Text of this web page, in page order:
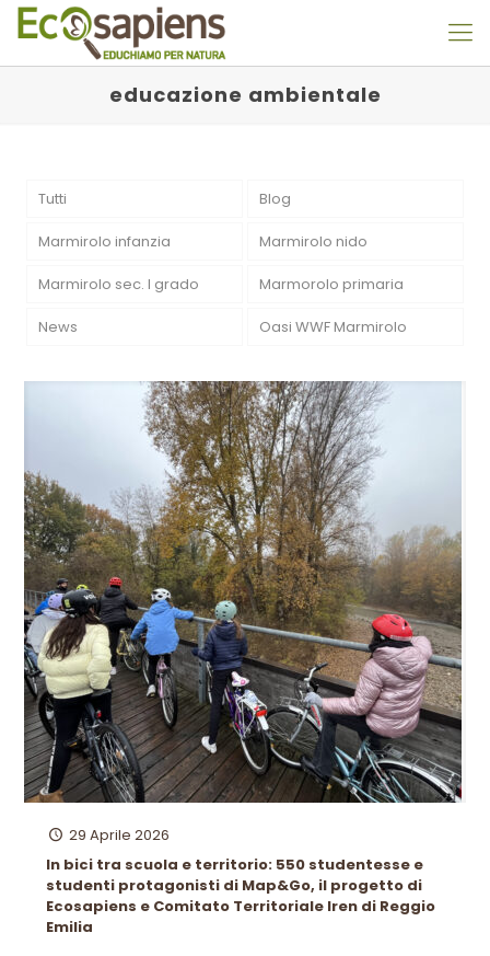
educazione ambientale
Tutti Blog
Marmirolo infanzia Marmirolo nido
Marmirolo sec. I grado Marmorolo primaria
News Oasi WWF Marmirolo
29 Aprile 2026
In bici tra scuola e territorio: 550 studentesse e
studenti protagonisti di Map&Go, il progetto di
Ecosapiens e Comitato Territoriale Iren di Reggio
Emilia